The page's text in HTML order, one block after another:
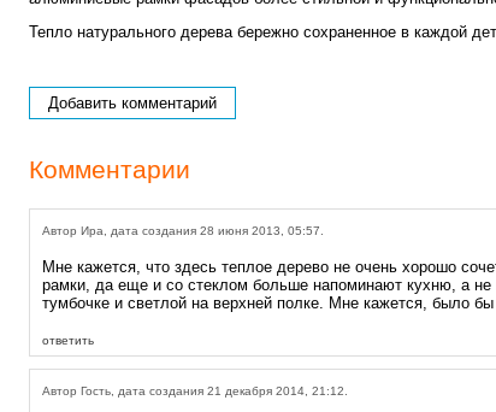
Тепло натурального дерева бережно сохраненное в каждой
Добавить комментарий
Комментарии
Автор Ира, дата создания 28 июня 2013, 05:57.
Мне кажется, что здесь теплое дерево не очень хорошо
рамки, да еще и со стеклом больше напоминают кухню, а
тумбочке и светлой на верхней полке. Мне кажется, было
ответить
Автор Гость, дата создания 21 декабря 2014, 21:12.